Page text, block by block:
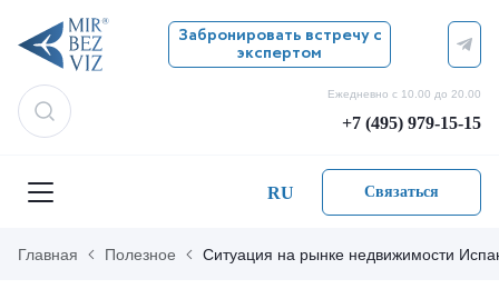
Забронировать встречу с
экспертом
Ежедневно с 10.00 до 20.00
+7 (495) 979-15-15
RU Связаться
Главная Полезное Ситуация на рынке недвижимости